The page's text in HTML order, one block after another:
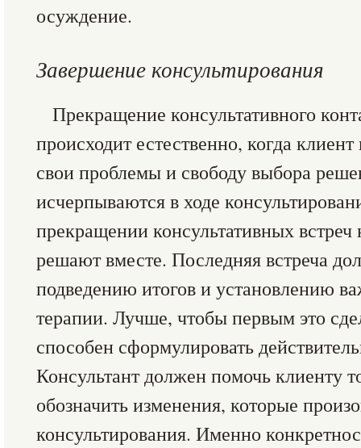
осуждение.
Завершение консультирования
Прекращение консультативного
происходит естественно, когда
свои проблемы и свободу выбора
исчерпываются в ходе
прекращении консультативных встреч
решают вместе. Последняя встреча
подведению итогов и установлению
терапии. Лучше, чтобы первым это
способен сформулировать
Консультант должен помочь клиенту
обозначить изменения, которые
консультирования. Именно